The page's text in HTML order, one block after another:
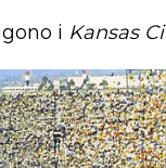
i Kansas